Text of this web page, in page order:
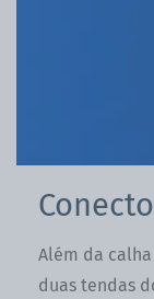
Além da
duas tendas